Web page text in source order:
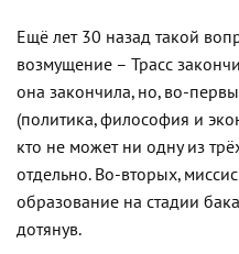
Ещё лет 30 назад такой
возмущение – Трасс
она закончила, но, во-
(политика, философия и
кто не может ни одну из
отдельно. Во-вторых,
образование на стадии
дотянув.